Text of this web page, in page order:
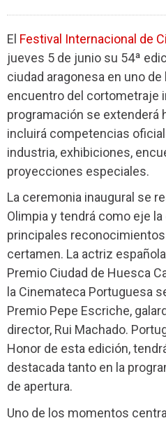
El Festival Internacional de
jueves 5 de junio su 54ª
ciudad aragonesa en uno
encuentro del cortometraje
programación se extenderá
incluirá competencias
industria, exhibiciones,
proyecciones especiales.
La ceremonia inaugural se
Olimpia y tendrá como eje
principales
certamen. La actriz
Premio Ciudad de Huesca
la Cinemateca Portuguesa
Premio Pepe Escriche,
director, Rui Machado.
Honor de esta edición,
destacada tanto en la
de apertura.
Uno de los momentos